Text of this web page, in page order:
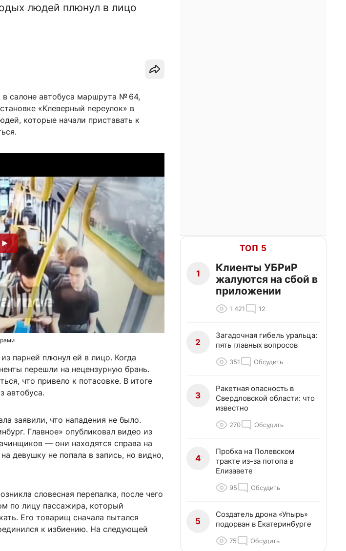
людей плюнул в лицо
салоне автобуса маршрута № 64,
«Клеверный переулок» в
которые начали приставать к
парней плюнул ей в лицо. Когда
перешли на нецензурную брань.
что привело к потасовке. В итоге
автобуса.
заявили, что нападения не было.
Главное» опубликовал видео из
— они находятся справа на
девушку не попала в запись, но видно,
словесная перепалка, после чего
по лицу пассажира, который
Его товарищ сначала пытался
к избиению. На следующей
ТОП 5
1
Клиенты УБРиР
жалуются на сбой в
приложении
1 421 12
2
Загадочная гибель уральца:
пять главных вопросов
351 Обсудить
3
Ракетная опасность в
Свердловской области: что
известно
270 Обсудить
4
Пробка на Полевском
тракте из-за потопа в
Елизавете
95 Обсудить
5
Создатель дрона «Упырь»
подорван в Екатеринбурге
75 Обсудить